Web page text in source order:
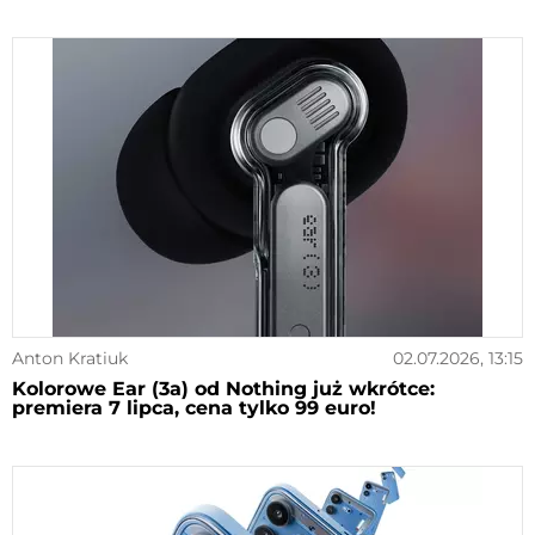
Anton Kratiuk 02.07.2026, 13:15
Kolorowe Ear (3a) od Nothing już wkrótce:
premiera 7 lipca, cena tylko 99 euro!